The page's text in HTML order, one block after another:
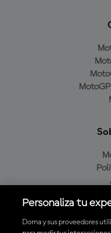
Personaliza tu
Dorna y sus proveedores